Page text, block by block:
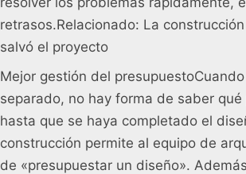
retrasos.Relacionado: La
salvó el proyecto
Mejor gestión del
separado, no hay forma de saber
hasta que se haya completado el
construcción permite al equipo de
de «presupuestar un diseño».